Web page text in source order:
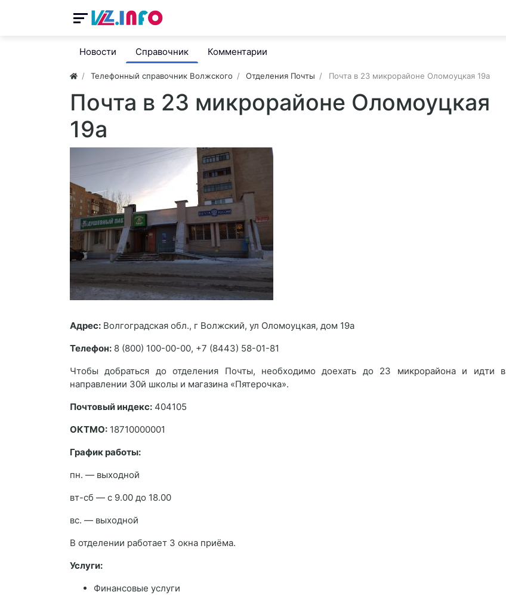
Новости Справочник Комментарии
Телефонный справочник Волжского Отделения Почты Почта в 23 микрорайоне Оломоуцкая 19а
Почта в 23 микрорайоне Оломоуцкая
19а
Адрес: Волгоградская обл., г Волжский, ул Оломоуцкая, дом 19а
Телефон: 8 (800) 100-00-00, +7 (8443) 58-01-81
Чтобы добраться до отделения Почты, необходимо доехать до 23 микрорайона и идти в
направлении 30й школы и магазина «Пятерочка».
Почтовый индекс: 404105
ОКТМО: 18710000001
График работы:
пн. — выходной
вт-сб — с 9.00 до 18.00
вс. — выходной
В отделении работает 3 окна приёма.
Услуги:
Финансовые услуги